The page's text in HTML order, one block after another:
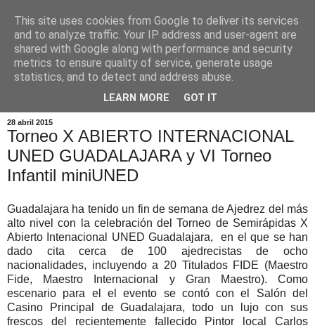
28 abril 2015
Torneo X ABIERTO INTERNACIONAL
UNED GUADALAJARA y VI Torneo
Infantil miniUNED
Guadalajara ha tenido un fin de semana de Ajedrez del más
alto nivel con la celebración del Torneo de Semirápidas X
Abierto Intenacional UNED Guadalajara, en el que se han
dado cita cerca de 100 ajedrecistas de ocho
nacionalidades, incluyendo a 20 Titulados FIDE (Maestro
Fide, Maestro Internacional y Gran Maestro). Como
escenario para el el evento se contó con el Salón del
Casino Principal de Guadalajara, todo un lujo con sus
frescos del recientemente fallecido Pintor local Carlos
This site uses cookies from Google to deliver its services
and to analyze traffic. Your IP address and user-agent are
shared with Google along with performance and security
metrics to ensure quality of service, generate usage
statistics, and to detect and address abuse.
LEARN MORE GOT IT